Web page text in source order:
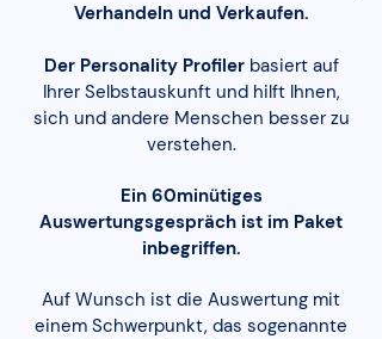
Verhandeln und Verkaufen.
Der Personality Profilerbasiert auf
Ihrer Selbstauskunft und hilft Ihnen,
sich und andere Menschen besser zu
verstehen.
Ein 60minütiges
Auswertungsgespräch ist im Paket
inbegriffen.
Auf Wunsch ist die Auswertung mit
einem Schwerpunkt, das sogenannte